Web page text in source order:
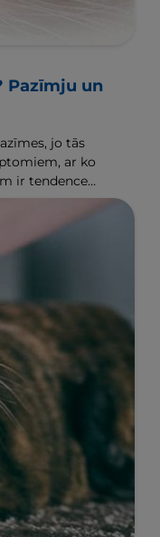
Pazīmju un
jo tās
ar ko
ir tendence
par